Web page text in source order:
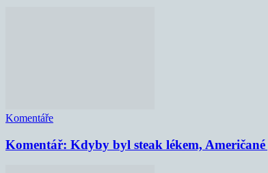
Komentáře
Komentář: Kdyby byl steak lékem,